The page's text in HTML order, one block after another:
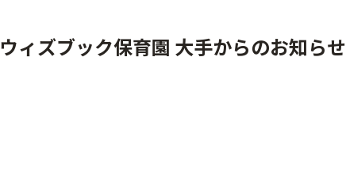
ウィズブック保育園 大手からのお知らせ